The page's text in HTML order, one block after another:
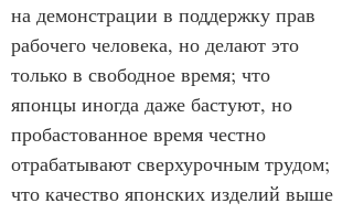
на демонстрации в поддержку прав
рабочего человека, но делают это
только в свободное время; что
японцы иногда даже бастуют, но
пробастованное время честно
отрабатывают сверхурочным трудом;
что качество японских изделий выше